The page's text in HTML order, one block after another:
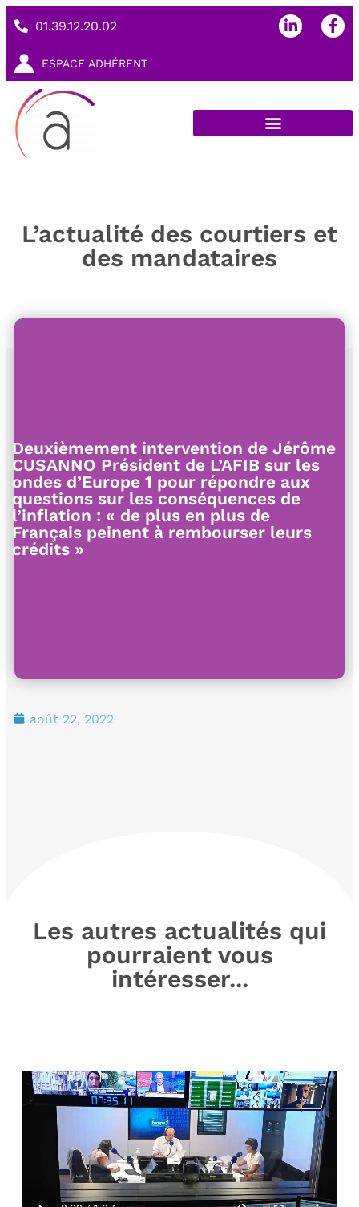
01.39.12.20.02
ESPACE ADHÉRENT
L’actualité des courtiers et
des mandataires
Deuxièmement intervention de Jérôme
CUSANNO Président de L’AFIB sur les
ondes d’Europe 1 pour répondre aux
questions sur les conséquences de
l’inflation : « de plus en plus de
Français peinent à rembourser leurs
crédits »
août 22, 2022
Les autres actualités qui
pourraient vous
intéresser...